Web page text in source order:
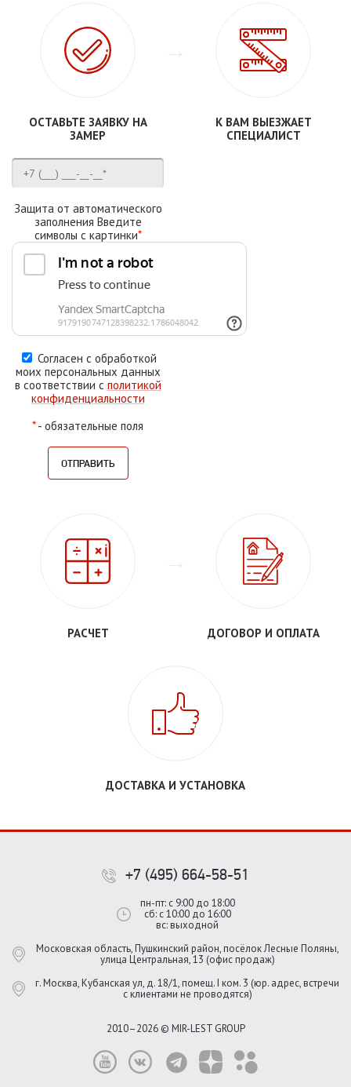
ОСТАВЬТЕ ЗАЯВКУ НА
ЗАМЕР
Защита от автоматического
заполнения Введите
символы с картинки*
Согласен с обработкой
моих персональных данных
в соответствии с политикой
конфиденциальности
*- обязательные поля
К ВАМ ВЫЕЗЖАЕТ
СПЕЦИАЛИСТ
РАСЧЕТ ДОГОВОР И ОПЛАТА
ДОСТАВКА И УСТАНОВКА
+7 (495) 664-58-51
пн-пт: с 9:00 до 18:00
сб: с 10:00 до 16:00
вс: выходной
Московская область, Пушкинский район, посёлок Лесные Поляны,
улица Центральная, 13 (офис продаж)
г. Москва, Кубанская ул, д. 18/1, помещ. I ком. 3 (юр. адрес, встречи
с клиентами не проводятся)
2010–2026 © MIR-LEST GROUP